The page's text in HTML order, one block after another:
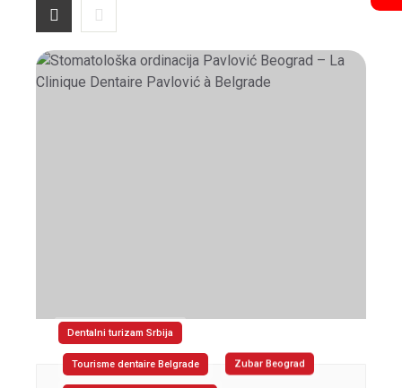
Dentalni turizam Srbija
Tourisme dentaire Belgrade Zubar Beograd